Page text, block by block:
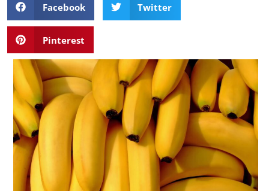
Facebook Twitter
Pinterest